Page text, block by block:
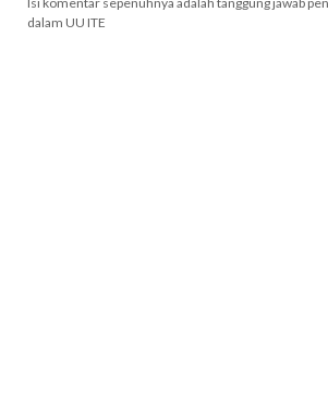
dalam UU ITE